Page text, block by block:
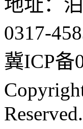
0317-
冀ICP备
Reserved.